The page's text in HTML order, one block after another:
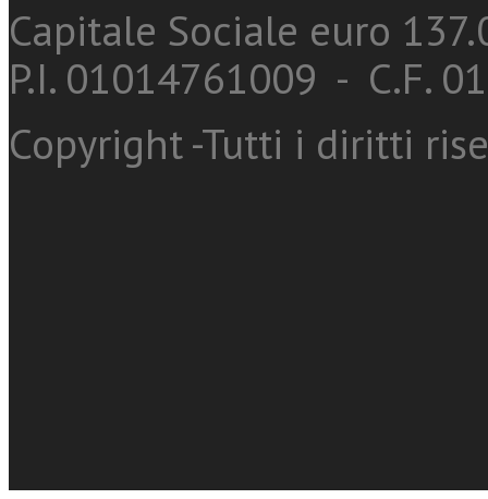
Capitale Sociale euro
P.I. 01014761009 - C.F.
Copyright -Tutti i diritti